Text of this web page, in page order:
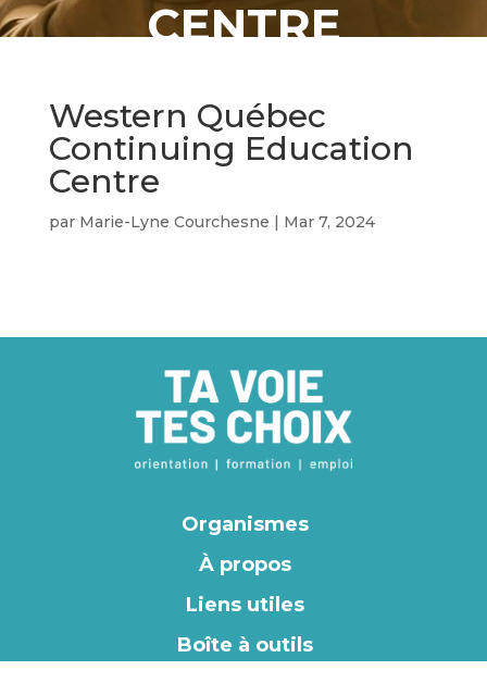
CENTRE
Western Québec
Continuing Education
Centre
par Marie-Lyne Courchesne | Mar 7, 2024
Organismes
À propos
Liens utiles
Boîte à outils